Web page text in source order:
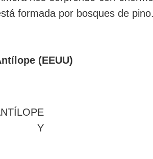
formada por bosques de
(EEUU)